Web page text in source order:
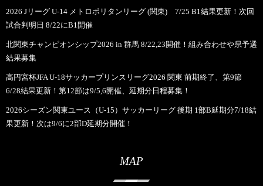
2026 Jリーグ U-14 メトロポリタンリーグ (関東) 7/25 B1結果更新！次回
試合判明日 8/22にB1開催
北関東チャンピオンシップ2026 in 群馬 8/22,23開催！組み合わせや県予選
結果募集
高円宮杯JFA U-18サッカープリンスリーグ2026 関東 前期終了、第9節
6/28結果更新！第12節は9/5,6開催、延期分日程募集！
2026シーズン関東ユース（U-15）サッカーリーグ 後期 1部B延期分7/18結
果更新！次は9/6に2部D延期分開催！
MAP